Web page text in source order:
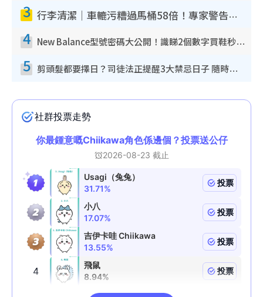
3 行李清潔｜車轆污糟過馬桶58倍！專家警告忌用酒精抹 教1招免污手除菌
4 New Balance型號密碼大公開！識睇2個數字買鞋秒知功能免中伏 附5大熱門鞋款
5 剪頭髮都要擇日？司徒法正提醒3大禁忌日子 隨時剪走財運！呢日剪髮恐「剪壽命」？